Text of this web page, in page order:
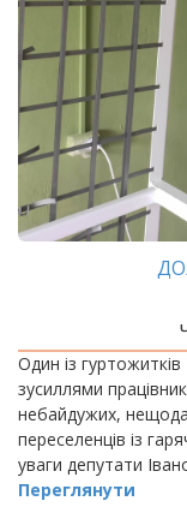
Один із
зусиллями
небайдужих,
переселенців із
уваги депутати
Переглянути